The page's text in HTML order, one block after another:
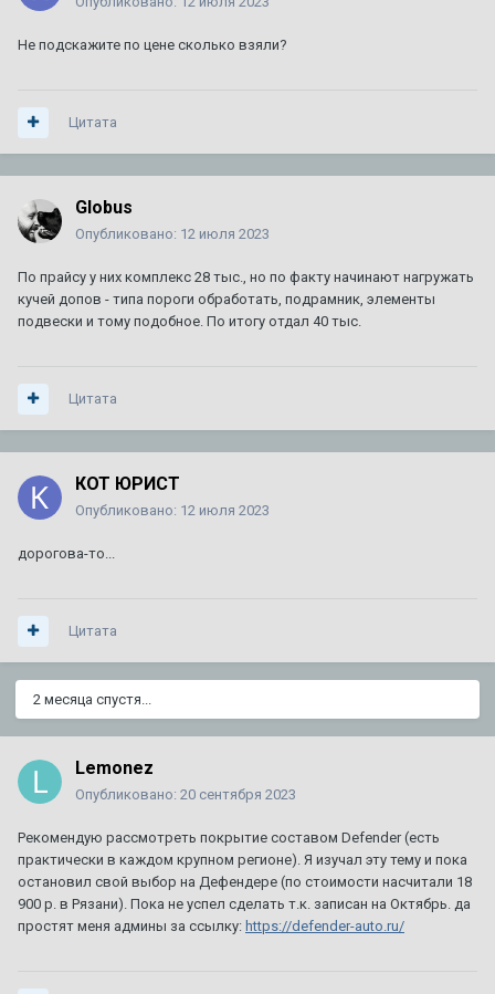
Не подскажите по цене сколько взяли?
Цитата
Globus
Опубликовано: 12 июля 2023
По прайсу у них комплекс 28 тыс., но по факту начинают нагружать
кучей допов - типа пороги обработать, подрамник, элементы
подвески и тому подобное. По итогу отдал 40 тыс.
Цитата
КОТ ЮРИСТ
Опубликовано: 12 июля 2023
дорогова-то...
Цитата
2 месяца спустя...
Lemonez
Опубликовано: 20 сентября 2023
Рекомендую рассмотреть покрытие составом Defender (есть
практически в каждом крупном регионе). Я изучал эту тему и пока
остановил свой выбор на Дефендере (по стоимости насчитали 18
900 р. в Рязани). Пока не успел сделать т.к. записан на Октябрь. да
простят меня админы за ссылку: https://defender-auto.ru/